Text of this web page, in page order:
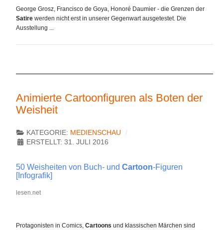
George Grosz, Francisco de Goya, Honoré Daumier - die Grenzen der
Satire werden nicht erst in unserer Gegenwart ausgetestet. Die
Ausstellung ...
Animierte Cartoonfiguren als Boten der
Weisheit
KATEGORIE: MEDIENSCHAU
ERSTELLT: 31. JULI 2016
50 Weisheiten von Buch- und Cartoon-Figuren
[Infografik]
lesen.net
Protagonisten in Comics, Cartoons und klassischen Märchen sind